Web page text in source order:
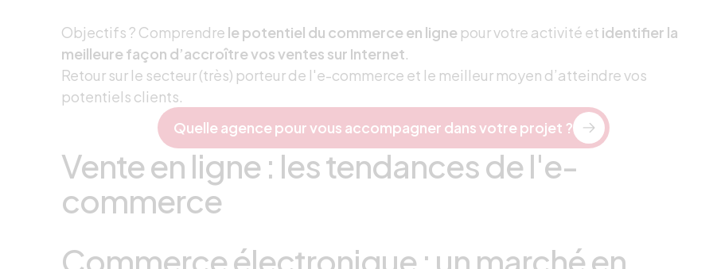
Objectifs ? Comprendre le potentiel du commerce en ligne pour votre activité et identifier la
meilleure façon d’accroître vos ventes sur Internet
Retour sur le secteur (très) porteur de l'e-commerce et le meilleur moyen d’atteindre vos
potentiels clients.
Quelle agence pour vous accompagner dans votre projet ?
Vente en ligne : les tendances de l'e-
commerce
Commerce électronique : un marché en